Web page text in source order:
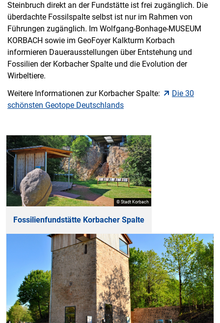
Steinbruch direkt an der Fundstätte ist frei zugänglich. Die
überdachte Fossilspalte selbst ist nur im Rahmen von
Führungen zugänglich. Im Wolfgang-Bonhage-MUSEUM
KORBACH sowie im GeoFoyer Kalkturm Korbach
informieren Dauerausstellungen über Entstehung und
Fossilien der Korbacher Spalte und die Evolution der
Wirbeltiere.
Weitere Informationen zur Korbacher Spalte:
Die 30
schönsten Geotope Deutschlands
© Stadt Korbach
Fossilienfundstätte Korbacher Spalte